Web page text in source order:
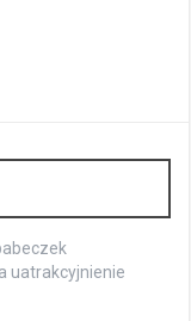
uatrakcyjnienie